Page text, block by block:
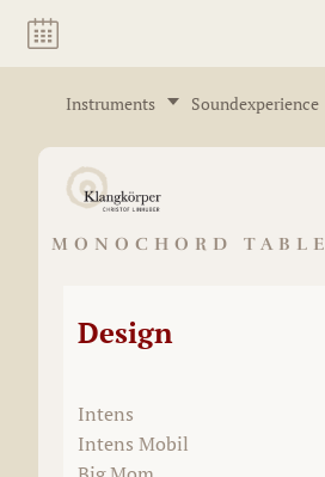
Instruments Soundexperience
MONOCHORD TABLE
Design
Intens
Intens Mobil